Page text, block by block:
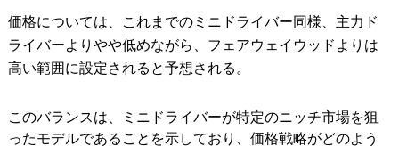
価格については、これまでのミニドライバー同様、主力ド
ライバーよりやや低めながら、フェアウェイウッドよりは
高い範囲に設定されると予想される。
このバランスは、ミニドライバーが特定のニッチ市場を狙
ったモデルであることを示しており、価格戦略がどのよう